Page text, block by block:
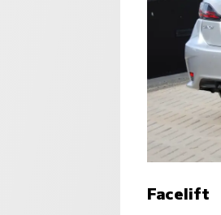
Facelift